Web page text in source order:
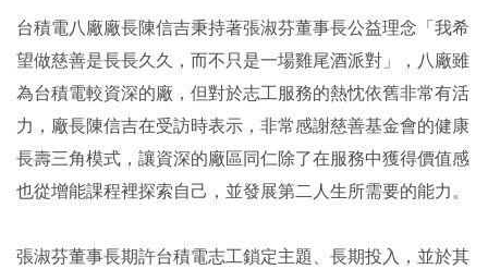
台積電八廠廠長陳信吉秉持著張淑芬董事長公益理念「我希
望做慈善是長長久久，而不只是一場雞尾酒派對」，八廠雖
為台積電較資深的廠，但對於志工服務的熱忱依舊非常有活
力，廠長陳信吉在受訪時表示，非常感謝慈善基金會的健康
長壽三角模式，讓資深的廠區同仁除了在服務中獲得價值感
也從增能課程裡探索自己，並發展第二人生所需要的能力。
張淑芬董事長期許台積電志工鎖定主題、長期投入，並於其